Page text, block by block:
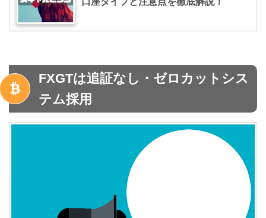
FXGTは追証なし・ゼロカットシス
テム採用